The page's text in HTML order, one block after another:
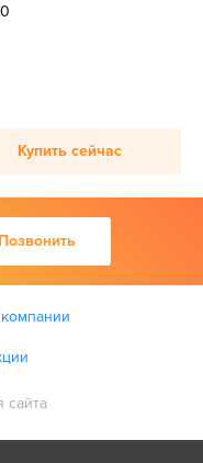
Купить сейчас
Позвонить
сайта